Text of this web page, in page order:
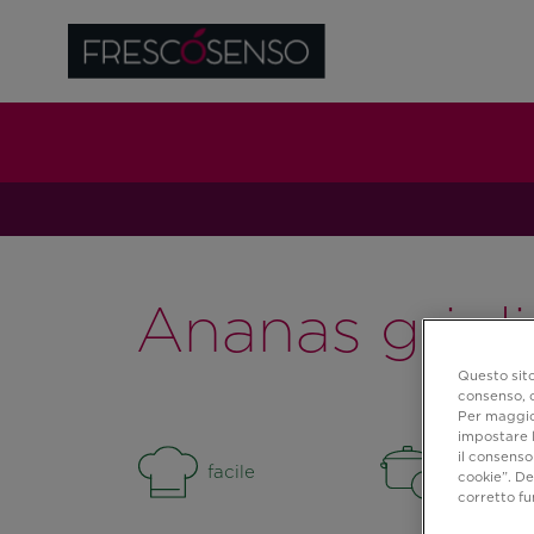
Ananas
facile 15 min.
Questo
consenso,
Per
impostare
il
cookie”.
corretto